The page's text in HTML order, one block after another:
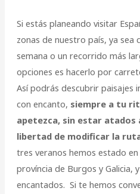
Si estás planeando visitar
zonas de nuestro país, ya sea
semana o un recorrido más
opciones es hacerlo por
Así podrás descubrir paisajes
con encanto, siempre a tu
apetezca, sin estar atados
libertad de modificar la
tres veranos hemos estado
província de Burgos y Galicia,
encantados. Si te hemos